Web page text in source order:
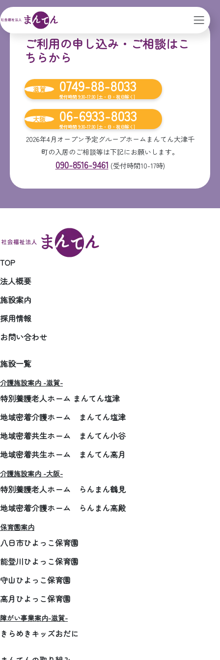
ご利用の申し込み・ご相談はこ
ちらから
滋賀 0749-88-8033
受付時間 9:30-17:30 [土・日・祝日除く]
大阪 06-6933-8033
受付時間 9:30-17:30 [土・日・祝日除く]
2026年4月オープン予定グループホームまんてん大津千
町の入居のご相談等は下記にお願いします。
090-8516-9461 (受付時間10-17時)
TOP
法人概要
施設案内
採用情報
お問い合わせ
施設一覧
介護施設案内 -滋賀-
特別養護老人ホーム まんてん塩津
地域密着介護ホーム まんてん塩津
地域密着共生ホーム まんてん小谷
地域密着共生ホーム まんてん高月
介護施設案内 -大阪-
特別養護老人ホーム らんまん鶴見
地域密着介護ホーム らんまん高殿
保育園案内
八日市ひよっこ保育園
能登川ひよっこ保育園
守山ひよっこ保育園
高月ひよっこ保育園
障がい事業案内-滋賀-
きらめきキッズおだに